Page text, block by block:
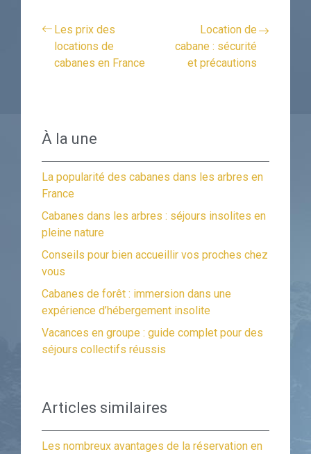
Les prix des
locations de
cabanes en France
Location de
cabane : sécurité
et précautions
À la une
La popularité des cabanes dans les arbres en
France
Cabanes dans les arbres : séjours insolites en
pleine nature
Conseils pour bien accueillir vos proches chez
vous
Cabanes de forêt : immersion dans une
expérience d’hébergement insolite
Vacances en groupe : guide complet pour des
séjours collectifs réussis
Articles similaires
Les nombreux avantages de la réservation en